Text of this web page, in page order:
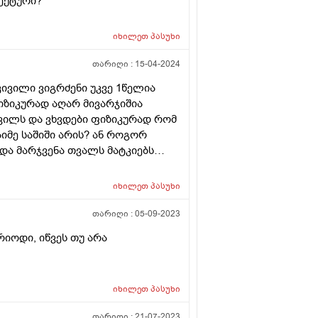
პროტეიმის პუდინგს
კარაქს, რონელსაც ასევე 0
ქათმის ფილეს, ვთუშავ 1 ჩაის
ცილა მოვიღო დღეში და ჩემს
4 კვირაა კალორიულ
ამ ფიზიკური მონაცემების
კალორიას ვიღებ 4 კვირაა
ნორმა მივიღო. თუმცა - 0
დილას. 2-3 ლიტრ წყალს ვიღებ
იხილეთპასუხი
თარიღი : 15-04-2024
ვიგრძენი უკვე 1წელია
აღარ მივარჯიშია
და ვხვდები ფიზიკურად რომ
საშიში არის? ან როგორ
მარჯვენა თვალს მატკიებს
იხილეთპასუხი
თარიღი :05-09-2023
იწვეს თუ არა
იხილეთპასუხი